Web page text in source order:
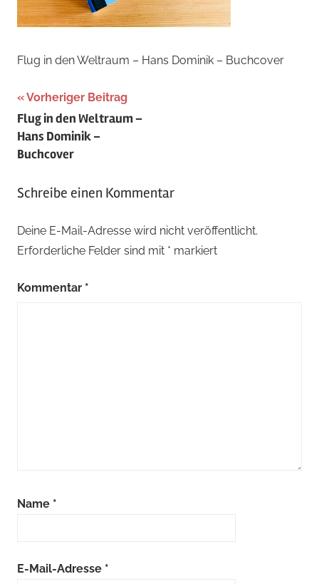
Flug in den Weltraum – Hans Dominik – Buchcover
Beitragsnavigation
Vorheriger Beitrag
Flug in den Weltraum –
Hans Dominik –
Buchcover
Schreibe einen Kommentar
Deine E-Mail-Adresse wird nicht veröffentlicht.
Erforderliche Felder sind mit * markiert
Kommentar *
Name *
E-Mail-Adresse *